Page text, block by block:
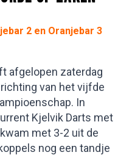
2 en Oranjebar 3
afgelopen zaterdag
van het vijfde
In
Kjelvik Darts met
met 3-2 uit de
nog een tandje